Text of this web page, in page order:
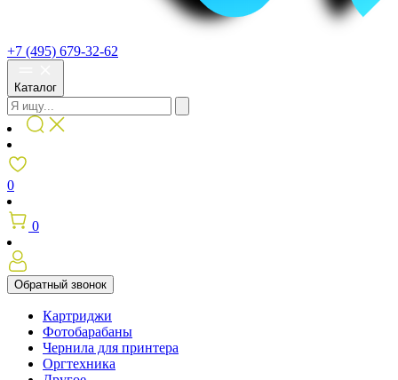
+7 (495) 679-32-62
Каталог
0
0
Обратный звонок
Картриджи
Фотобарабаны
Чернила для принтера
Оргтехника